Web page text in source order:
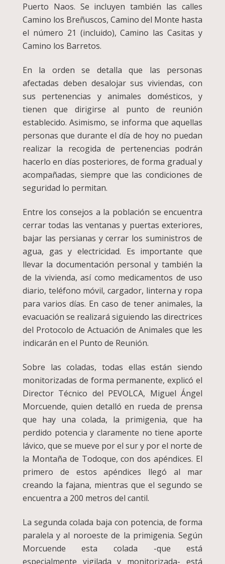
Puerto Naos. Se incluyen también las calles
Camino los Breñuscos, Camino del Monte hasta
el número 21 (incluido), Camino las Casitas y
Camino los Barretos.
En la orden se detalla que las personas
afectadas deben desalojar sus viviendas, con
sus pertenencias y animales domésticos, y
tienen que dirigirse al punto de reunión
establecido. Asimismo, se informa que aquellas
personas que durante el día de hoy no puedan
realizar la recogida de pertenencias podrán
hacerlo en días posteriores, de forma gradual y
acompañadas, siempre que las condiciones de
seguridad lo permitan.
Entre los consejos a la población se encuentra
cerrar todas las ventanas y puertas exteriores,
bajar las persianas y cerrar los suministros de
agua, gas y electricidad. Es importante que
llevar la documentación personal y también la
de la vivienda, así como medicamentos de uso
diario, teléfono móvil, cargador, linterna y ropa
para varios días. En caso de tener animales, la
evacuación se realizará siguiendo las directrices
del Protocolo de Actuación de Animales que les
indicarán en el Punto de Reunión.
Sobre las coladas, todas ellas están siendo
monitorizadas de forma permanente, explicó el
Director Técnico del PEVOLCA, Miguel Ángel
Morcuende, quien detalló en rueda de prensa
que hay una colada, la primigenia, que ha
perdido potencia y claramente no tiene aporte
lávico, que se mueve por el sur y por el norte de
la Montaña de Todoque, con dos apéndices. El
primero de estos apéndices llegó al mar
creando la fajana, mientras que el segundo se
encuentra a 200 metros del cantil.
La segunda colada baja con potencia, de forma
paralela y al noroeste de la primigenia. Según
Morcuende esta colada -que está
especialmente vigilada y monitorizada- está